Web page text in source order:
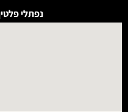
נפתלי פלטין 3, ראשון